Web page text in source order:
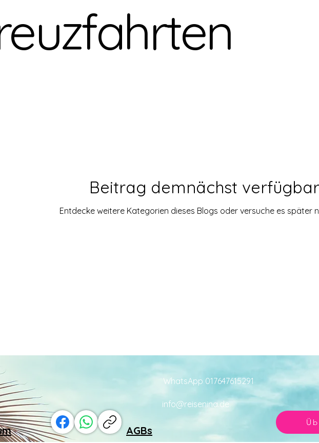
Beitrag demnächst verfügbar
Entdecke weitere Kategorien dieses Blogs oder versuche es später
WhatsApp 017647615291
info@reisenina.de
AGBs